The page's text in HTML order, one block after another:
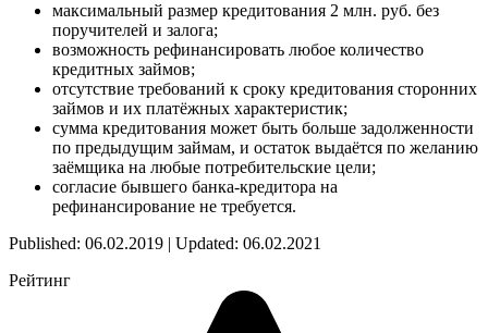
максимальный размер кредитования 2 млн. руб. без
поручителей и залога;
возможность рефинансировать любое количество
кредитных займов;
отсутствие требований к сроку кредитования сторонних
займов и их платёжных характеристик;
сумма кредитования может быть больше задолженности
по предыдущим займам, и остаток выдаётся по желанию
заёмщика на любые потребительские цели;
согласие бывшего банка-кредитора на
рефинансирование не требуется.
Published: 06.02.2019 | Updated: 06.02.2021
Рейтинг